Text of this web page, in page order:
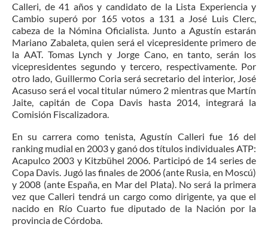
Calleri, de 41 años y candidato de la Lista Experiencia y
Cambio superó por 165 votos a 131 a José Luis Clerc,
cabeza de la Nómina Oficialista. Junto a Agustín estarán
Mariano Zabaleta, quien será el vicepresidente primero de
la AAT. Tomas Lynch y Jorge Cano, en tanto, serán los
vicepresidentes segundo y tercero, respectivamente. Por
otro lado, Guillermo Coria será secretario del interior, José
Acasuso será el vocal titular número 2 mientras que Martín
Jaite, capitán de Copa Davis hasta 2014, integrará la
Comisión Fiscalizadora.
En su carrera como tenista, Agustín Calleri fue 16 del
ranking mudial en 2003 y ganó dos títulos individuales ATP:
Acapulco 2003 y Kitzbühel 2006. Participó de 14 series de
Copa Davis. Jugó las finales de 2006 (ante Rusia, en Moscú)
y 2008 (ante España, en Mar del Plata). No será la primera
vez que Calleri tendrá un cargo como dirigente, ya que el
nacido en Río Cuarto fue diputado de la Nación por la
provincia de Córdoba.